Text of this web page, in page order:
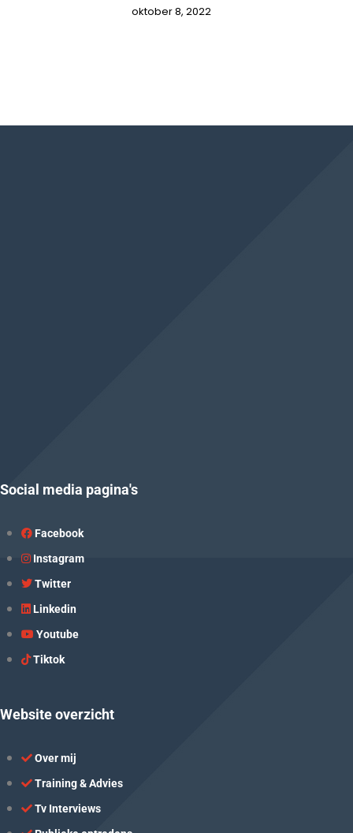
oktober 8, 2022
Social media pagina's
Facebook
Instagram
Twitter
Linkedin
Youtube
Tiktok
Website overzicht
Over mij
Training & Advies
Tv Interviews